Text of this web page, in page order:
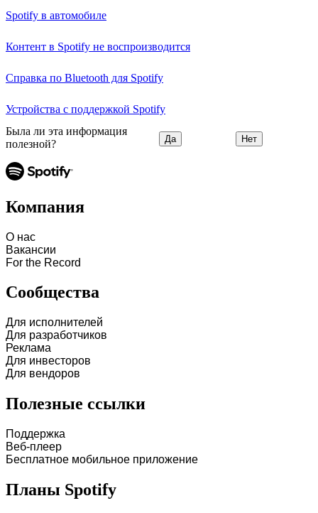
Spotify в автомобиле
Контент в Spotify не воспроизводится
Справка по Bluetooth для Spotify
Устройства с поддержкой Spotify
Была ли эта информация
полезной?
Да Нет
Компания
О нас
Вакансии
For the Record
Сообщества
Для исполнителей
Для разработчиков
Реклама
Для инвесторов
Для вендоров
Полезные ссылки
Поддержка
Веб-плеер
Бесплатное мобильное приложение
Планы Spotify